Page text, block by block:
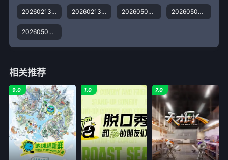
20260213第3期上 20260213第3期下 20260503第4期上 20260503第4期下
20260504第4期加更
相关推荐
9.0 1.0 7.0